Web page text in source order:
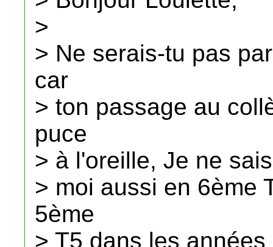
>
> Ne serais-tu pas
car
> ton passage au
puce
> à l'oreille, Je ne
> moi aussi en 6ème
5ème
> T5 dans les